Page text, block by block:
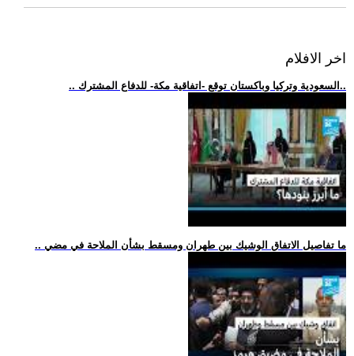
اخر الافلام
.. السعودية وتركيا وباكستان توقع -اتفاقية مكة- للدفاع المشترك..
.. ما تفاصيل الاتفاق الوشيك بين طهران ومسقط بشأن الملاحة في مضي